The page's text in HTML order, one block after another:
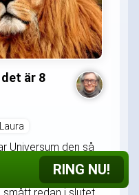
är 8
Universum den så
gavel. Stjärntecknet
portalen som
redan i slutet
RING NU!